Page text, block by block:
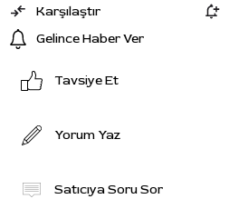
Karşılaştır
Gelince Haber Ver
Tavsiye Et
Yorum Yaz
Satıcıya Soru Sor